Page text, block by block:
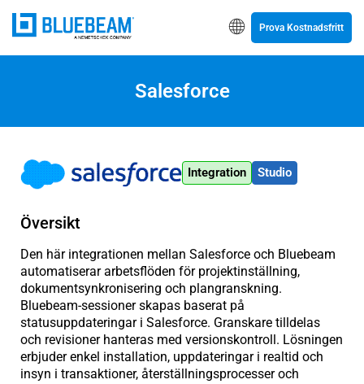
Prova Kostnadsfritt
Salesforce
Integration Studio
Översikt
Den här integrationen mellan Salesforce och Bluebeam
automatiserar arbetsflöden för projektinställning,
dokumentsynkronisering och plangranskning.
Bluebeam-sessioner skapas baserat på
statusuppdateringar i Salesforce. Granskare tilldelas
och revisioner hanteras med versionskontroll. Lösningen
erbjuder enkel installation, uppdateringar i realtid och
insyn i transaktioner, återställningsprocesser och